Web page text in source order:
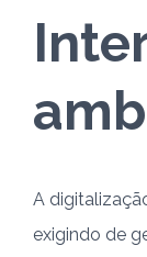
A
exigindo de